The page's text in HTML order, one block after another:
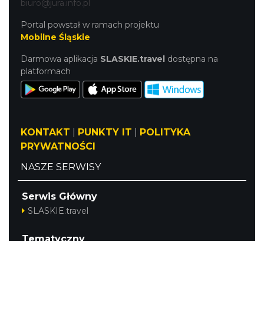
biuro@jura.info.pl
Portal powstał w ramach projektu
Mobilne Śląskie
Darmowa aplikacja SLASKIE.travel dostępna na
platformach
KONTAKT PUNKTY IT
POLITYKA
PRYWATNOŚCI
NASZE SERWISY
Serwis Główny
SLASKIE.travel
Tematyczny